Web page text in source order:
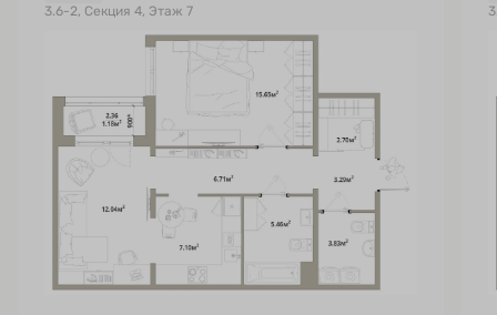
3.6-2, Секция 4, Этаж 7